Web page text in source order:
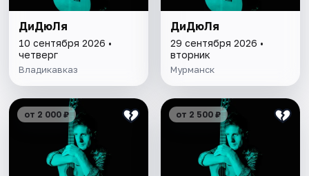
ДиДюЛя
10 сентября 2026 •
четверг
Владикавказ
ДиДюЛя
29 сентября 2026 •
вторник
Мурманск
от 2 000 ₽ от 2 500 ₽